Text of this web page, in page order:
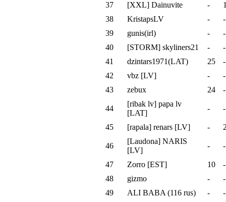
37
[XXL] Dainuvite -
38
KristapsLV -
-
39
gunis(irl) -
-
40
[STORM] skyliners21 -
-
41
dzintars1971(LAT) 25
-
42
vbz [LV] -
-
43
zebux 24 -
44
[ribak lv] papa lv
[LAT]
- -
45 [rapala] renars [LV] -
46
[Laudona] NARIS
[LV]
- -
47 Zorro [EST] 10
-
48
gizmo -
-
49
ALI BABA (116 rus) - -